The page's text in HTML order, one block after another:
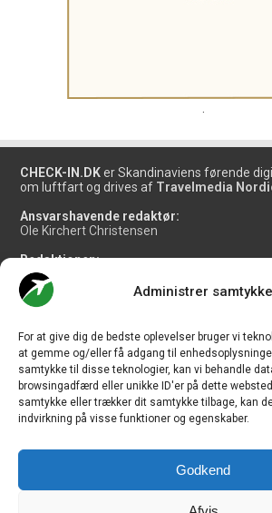
Administrer samtykke
For at give dig de bedste oplevelser bruger vi
at gemme og/eller få adgang til
samtykke til disse teknologier, kan vi behandle
browsingadfærd eller unikke ID'er på dette
samtykke eller trækker dit samtykke tilbage, kan
indvirkning på visse funktioner og egenskaber.
Godkend
CHECK-IN.DK er Skandinaviens førende
om luftfart og drives af Travelmedia
Ansvarshavende redaktør:
Ole Kirchert Christensen
Redaktionen:
Christian Granhøj Skouboe
Henrik Baumgarten
Danny Longhi Andreasen
Salg og jobannoncer:
salg@travelmedianordic.com
Vi tager ansvar for indholdet og er tilmeldt